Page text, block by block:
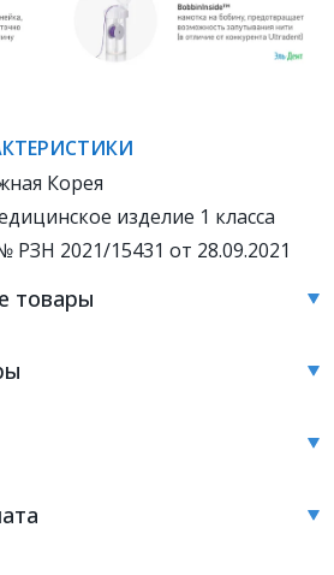
товары
Корея
изделие 1 класса
2021/15431 от 28.09.2021